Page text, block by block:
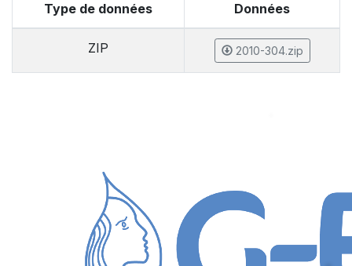
Type de données Données
ZIP 2010-304.zip